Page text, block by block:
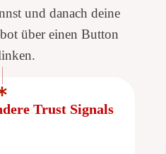
und danach deine
über einen Button
Trust Signals